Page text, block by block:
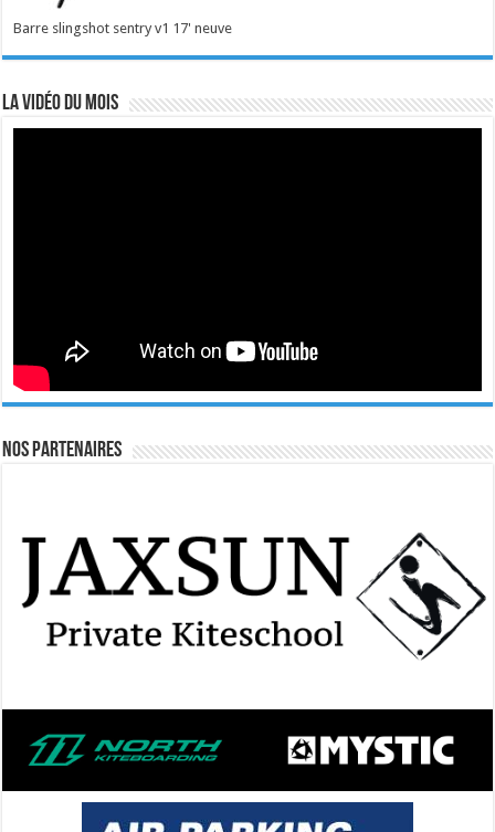
Barre slingshot sentry v1 17' neuve
La vidéo du mois
Nos Partenaires